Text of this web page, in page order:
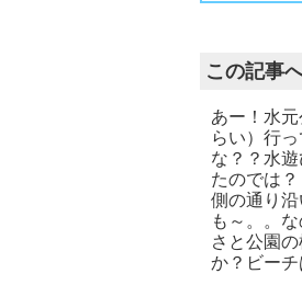
この記事
あー！水
らい）行
な？？水
たのでは
側の通り
も～。。
さと公園
か？ビー